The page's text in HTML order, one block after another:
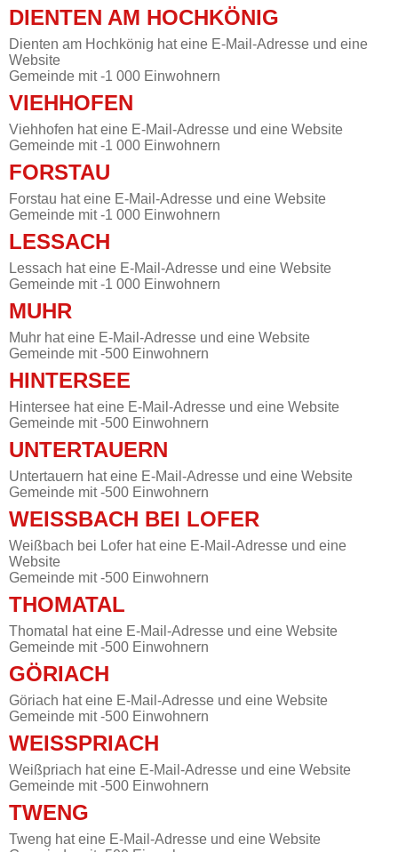
DIENTEN AM HOCHKÖNIG
Dienten am Hochkönig hat eine E-Mail-Adresse und eine
Website
Gemeinde mit -1 000 Einwohnern
VIEHHOFEN
Viehhofen hat eine E-Mail-Adresse und eine Website
Gemeinde mit -1 000 Einwohnern
FORSTAU
Forstau hat eine E-Mail-Adresse und eine Website
Gemeinde mit -1 000 Einwohnern
LESSACH
Lessach hat eine E-Mail-Adresse und eine Website
Gemeinde mit -1 000 Einwohnern
MUHR
Muhr hat eine E-Mail-Adresse und eine Website
Gemeinde mit -500 Einwohnern
HINTERSEE
Hintersee hat eine E-Mail-Adresse und eine Website
Gemeinde mit -500 Einwohnern
UNTERTAUERN
Untertauern hat eine E-Mail-Adresse und eine Website
Gemeinde mit -500 Einwohnern
WEISSBACH BEI LOFER
Weißbach bei Lofer hat eine E-Mail-Adresse und eine
Website
Gemeinde mit -500 Einwohnern
THOMATAL
Thomatal hat eine E-Mail-Adresse und eine Website
Gemeinde mit -500 Einwohnern
GÖRIACH
Göriach hat eine E-Mail-Adresse und eine Website
Gemeinde mit -500 Einwohnern
WEISSPRIACH
Weißpriach hat eine E-Mail-Adresse und eine Website
Gemeinde mit -500 Einwohnern
TWENG
Tweng hat eine E-Mail-Adresse und eine Website